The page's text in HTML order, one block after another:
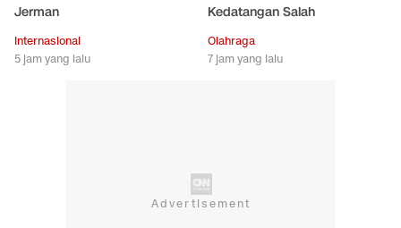
Jerman
Internasional
5 jam yang lalu
Kedatangan Salah
Olahraga
7 jam yang lalu